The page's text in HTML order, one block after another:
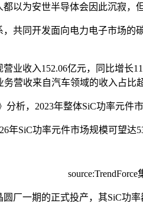
以为安世半导体会因此沉寂，
共同开发面向电力电子市场
业收入152.06亿元，同比增长
营收来自汽车领域的收入占比超
析，2023年整体SiC功率元件
年SiC功率元件市场规模可望达
source:TrendForce
厂一期的正式投产，其SiC功